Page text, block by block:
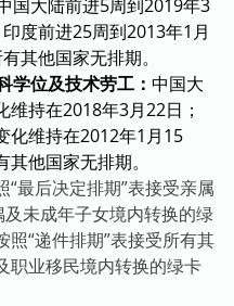
国大陆前进5周到2019年3
度前进25周到2013年1月
其他国家无排期。
学位及技术劳工： 中国大
维持在2018年3月22日；
化维持在2012年1月15
其他国家无排期。
“最后决定排期”表接受亲属
及未成年子女境内转换的绿
照“递件排期”表接受所有其
职业移民境内转换的绿卡